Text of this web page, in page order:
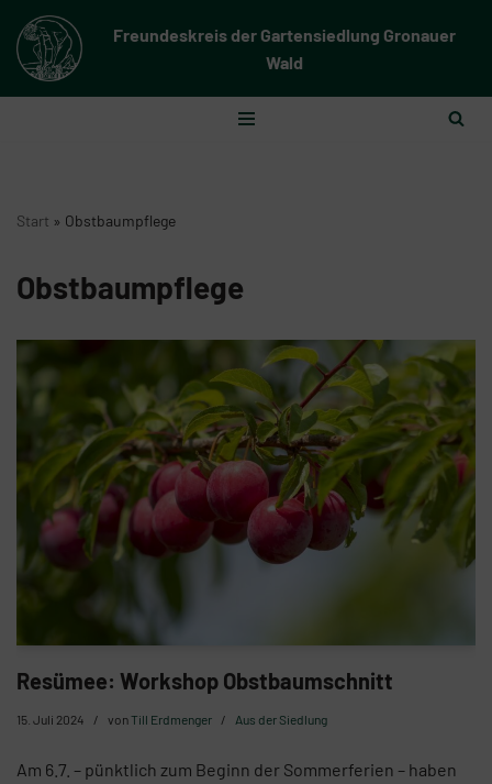
Zum
Inhalt
Freundeskreis der Gartensiedlung Gronauer
Wald
Start » Obstbaumpflege
Obstbaumpflege
Resümee: Workshop Obstbaumschnitt
15. Juli 2024 vonTill Erdmenger Aus der Siedlung
Am 6.7. – pünktlich zum Beginn der Sommerferien – haben